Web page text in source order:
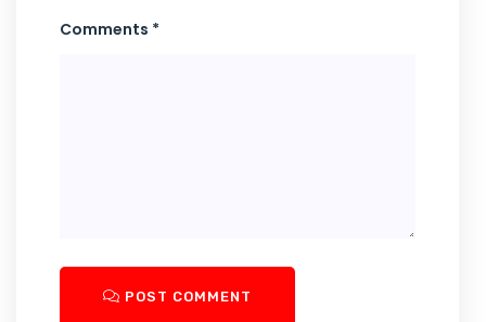
Comments *
POST COMMENT